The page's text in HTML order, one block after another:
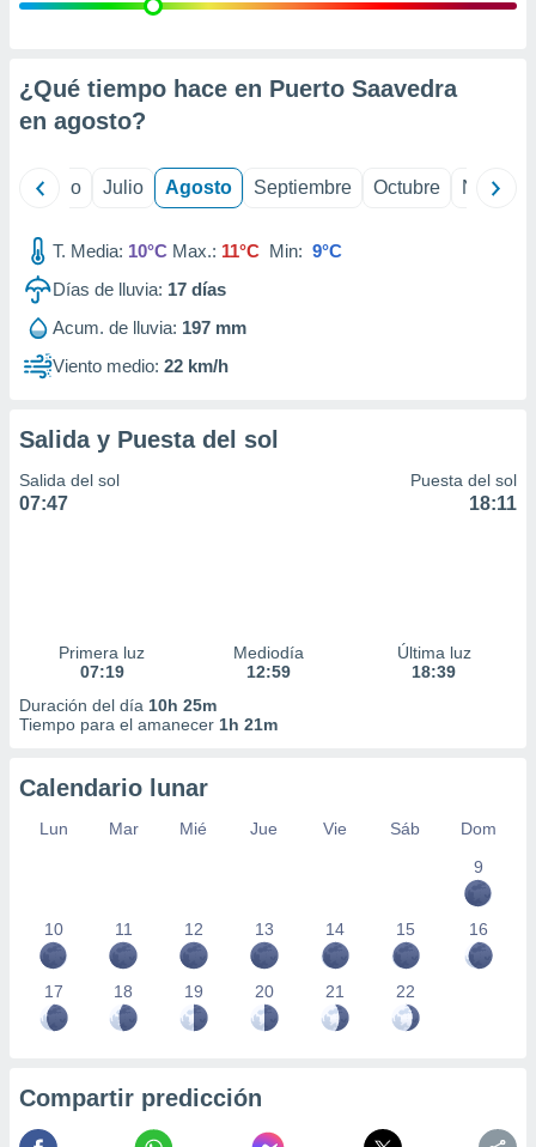
e
mediante
de
1199
¿Qué tiempo hace en Puerto Saavedra
en agosto?
Junio Julio Agosto Septiembre Octubre
T. Media: 10°C Max.: 11°C Min: 9°C
Días de lluvia: 17 días
Acum. de lluvia: 197 mm
Viento medio: 22 km/h
Salida y Puesta del sol
Salida del sol
07:47
Puesta del sol
18:11
Primera luz
07:19
Mediodía
12:59
Última luz
18:39
Duración del día 10h 25m
Tiempo para el amanecer 1h 21m
Calendario lunar
Lun Mar Mié Jue Vie Sáb
Dom
9
10 11 12 13 14 15 16
17 18 19 20 21 22
Compartir predicción